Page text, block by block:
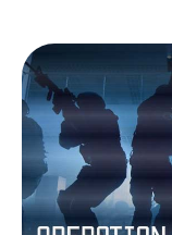
Sie niemandem!
Anders als in
sind Sie also nicht
sich in einem
müssen. Diese
Matsudo zu Ihrem
Voraussetzung für
Smartphone mit